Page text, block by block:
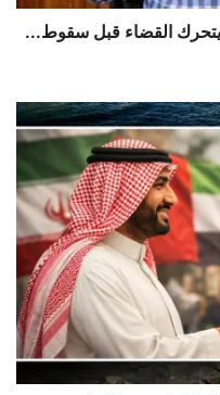
يتحرك القضاء قبل سقوط...